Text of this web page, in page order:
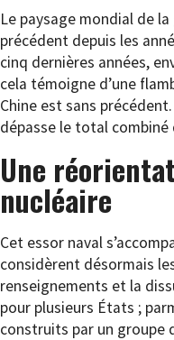
Le paysage mondial de
précédent depuis les
cinq dernières années,
cela témoigne d’une
Chine est sans précédent.
dépasse le total combiné
Une
nucléaire
Cet essor naval
considèrent désormais
renseignements et la
pour plusieurs États ;
construits par un groupe